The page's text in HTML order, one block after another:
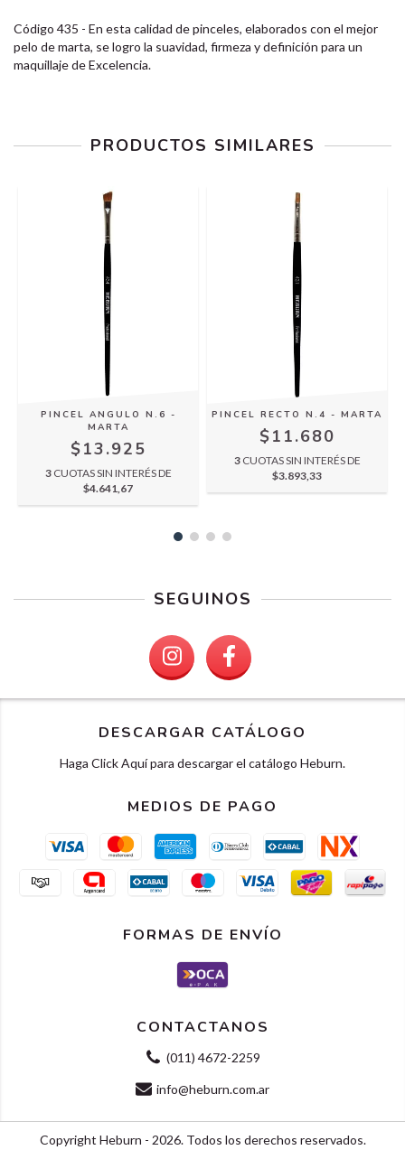
Código 435 - En esta calidad de pinceles, elaborados con el mejor
pelo de marta, se logro la suavidad, firmeza y definición para un
maquillaje de Excelencia.
PRODUCTOS SIMILARES
PINCEL ANGULO N.6 -
MARTA
$13.925
3 CUOTAS SIN INTERÉS DE
$4.641,67
PINCEL RECTO N.4 - MARTA
$11.680
3 CUOTAS SIN INTERÉS DE
$3.893,33
SEGUINOS
DESCARGAR CATÁLOGO
Haga Click Aquí para descargar el catálogo Heburn.
MEDIOS DE PAGO
FORMAS DE ENVÍO
CONTACTANOS
(011) 4672-2259
info@heburn.com.ar
Copyright Heburn - 2026. Todos los derechos reservados.